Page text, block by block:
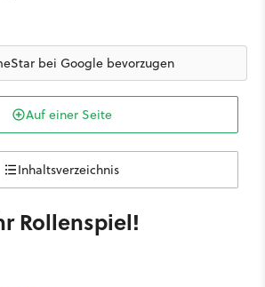
bei Google bevorzugen
Auf einer Seite
Inhaltsverzeichnis
Rollenspiel!